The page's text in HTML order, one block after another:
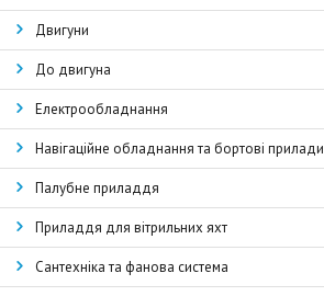
Двигуни
До двигуна
Електрообладнання
Навігаційне обладнання та бортові прилади
Палубне приладдя
Приладдя для вітрильних яхт
Сантехніка та фанова система